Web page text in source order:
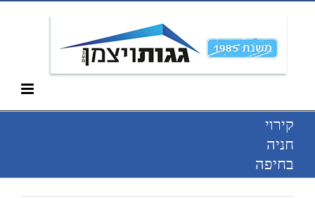
Skip
content
קירוי
חניה
בחיפה